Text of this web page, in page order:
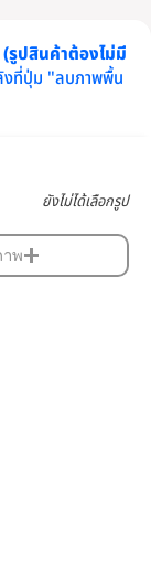
ปสินค้าต้องไม่มี
งที่ปุ่ม "ลบภาพพื้น
ยังไม่ได้เลือกรูป
พ